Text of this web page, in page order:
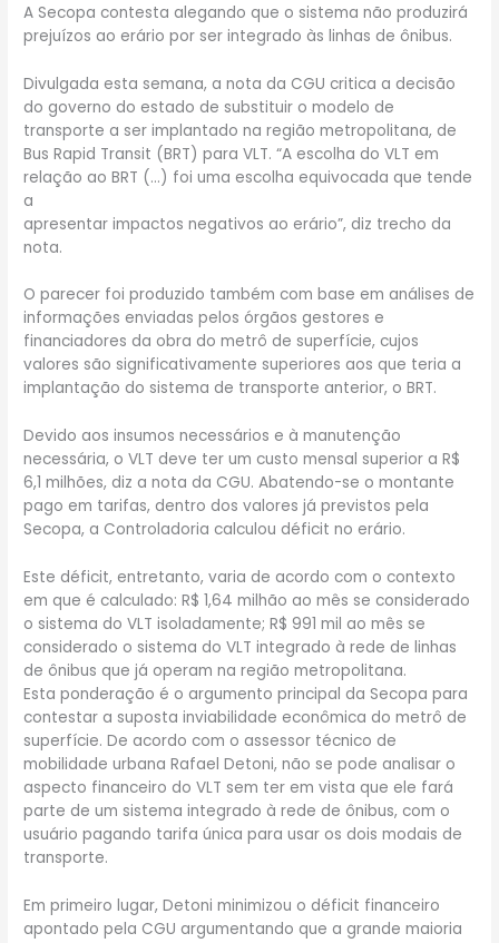
A Secopa contesta alegando que o sistema não produzirá
prejuízos ao erário por ser integrado às linhas de ônibus.
Divulgada esta semana, a nota da CGU critica a decisão
do governo do estado de substituir o modelo de
transporte a ser implantado na região metropolitana, de
Bus Rapid Transit (BRT) para VLT. “A escolha do VLT em
relação ao BRT (…) foi uma escolha equivocada que tende
a
apresentar impactos negativos ao erário”, diz trecho da
nota.
O parecer foi produzido também com base em análises de
informações enviadas pelos órgãos gestores e
financiadores da obra do metrô de superfície, cujos
valores são significativamente superiores aos que teria a
implantação do sistema de transporte anterior, o BRT.
Devido aos insumos necessários e à manutenção
necessária, o VLT deve ter um custo mensal superior a R$
6,1 milhões, diz a nota da CGU. Abatendo-se o montante
pago em tarifas, dentro dos valores já previstos pela
Secopa, a Controladoria calculou déficit no erário.
Este déficit, entretanto, varia de acordo com o contexto
em que é calculado: R$ 1,64 milhão ao mês se considerado
o sistema do VLT isoladamente; R$ 991 mil ao mês se
considerado o sistema do VLT integrado à rede de linhas
de ônibus que já operam na região metropolitana.
Esta ponderação é o argumento principal da Secopa para
contestar a suposta inviabilidade econômica do metrô de
superfície. De acordo com o assessor técnico de
mobilidade urbana Rafael Detoni, não se pode analisar o
aspecto financeiro do VLT sem ter em vista que ele fará
parte de um sistema integrado à rede de ônibus, com o
usuário pagando tarifa única para usar os dois modais de
transporte.
Em primeiro lugar, Detoni minimizou o déficit financeiro
apontado pela CGU argumentando que a grande maioria